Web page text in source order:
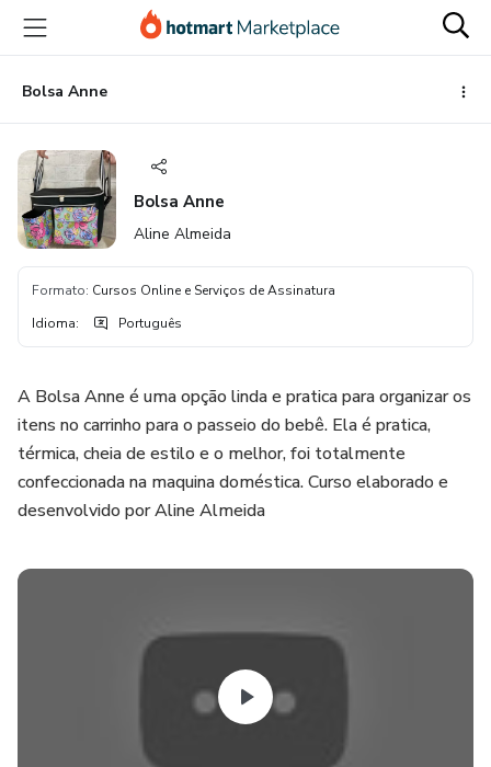
para
conteúdo
principal
para
pagamento
para
rodapé
Bolsa Anne
Bolsa Anne
Aline Almeida
Formato: Cursos Online e Serviços de Assinatura
Idioma: Português
A Bolsa Anne é uma opção linda e pratica para organizar os
itens no carrinho para o passeio do bebê. Ela é pratica,
térmica, cheia de estilo e o melhor, foi totalmente
confeccionada na maquina doméstica. Curso elaborado e
desenvolvido por Aline Almeida